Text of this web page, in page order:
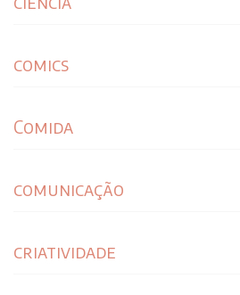
comics
Comida
comunicação
criatividade